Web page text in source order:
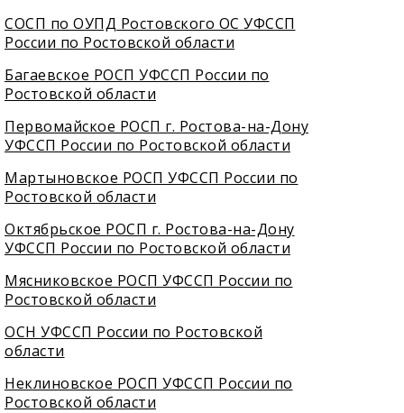
СОСП по ОУПД Ростовского ОС УФССП
России по Ростовской области
Багаевское РОСП УФССП России по
Ростовской области
Первомайское РОСП г. Ростова-на-Дону
УФССП России по Ростовской области
Мартыновское РОСП УФССП России по
Ростовской области
Октябрьское РОСП г. Ростова-на-Дону
УФССП России по Ростовской области
Мясниковское РОСП УФССП России по
Ростовской области
ОСН УФССП России по Ростовской
области
Неклиновское РОСП УФССП России по
Ростовской области